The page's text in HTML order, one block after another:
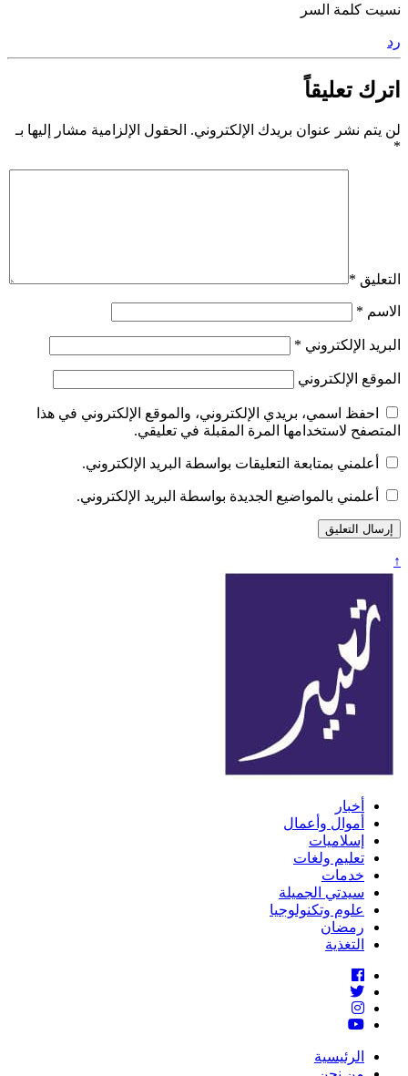
نسيت كلمة السر
رد
اترك تعليقاً
لن يتم نشر عنوان بريدك الإلكتروني. الحقول الإلزامية مشار إليها بـ
*
التعليق *
الاسم *
البريد الإلكتروني *
الموقع الإلكتروني
احفظ اسمي، بريدي الإلكتروني، والموقع الإلكتروني في هذا
المتصفح لاستخدامها المرة المقبلة في تعليقي.
أعلمني بمتابعة التعليقات بواسطة البريد الإلكتروني.
أعلمني بالمواضيع الجديدة بواسطة البريد الإلكتروني.
↑
أخبار
أموال وأعمال
إسلاميات
تعليم ولغات
خدمات
سيدتي الجميلة
علوم وتكنولوجيا
رمضان
التغذية
الرئيسية